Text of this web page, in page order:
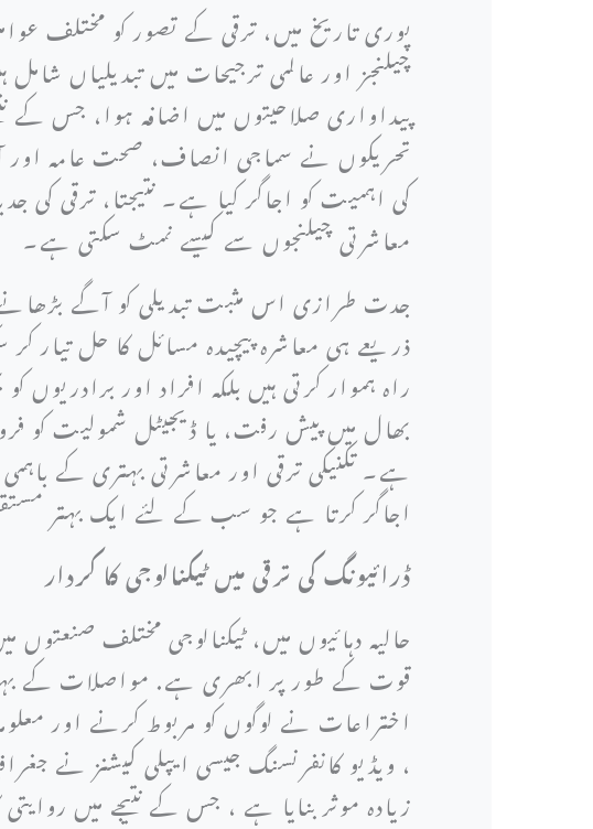
پوری تاریخ میں، ترقی کے تصور کو مختلف
چیلنجز اور عالمی ترجیحات میں تبدیلیاں
پیداواری صلاحیتوں میں اضافہ ہوا، جس کے
تحریکوں نے سماجی انصاف، صحت عامہ اور
کی اہمیت کو اجاگر کیا ہے۔ نتیجتا،
معاشرتی چیلنجوں سے کیسے نمٹ سکتی ہے۔
جدت طرازی اس مثبت تبدیلی کو آگے
ذریعے ہی معاشرہ پیچیدہ مسائل کا حل تیار
راہ ہموار کرتی ہیں بلکہ افراد اور
بھال میں پیش رفت، یا ڈیجیٹل شمولیت کو
ہے۔ تکنیکی ترقی اور معاشرتی بہتری کے
اجاگر کرتا ہے جو سب کے لئے ایک بہتر
ڈرائیونگ کی ترقی میں ٹیکنالوجی کا کردار
حالیہ دہائیوں میں، ٹیکنالوجی مختلف
قوت کے طور پر ابھری ہے. مواصلات کے
اختراعات نے لوگوں کو مربوط کرنے اور
، ویڈیو کانفرنسنگ جیسی ایپلی کیشنز نے
زیادہ موثر بنایا ہے ، جس کے نتیجے میں